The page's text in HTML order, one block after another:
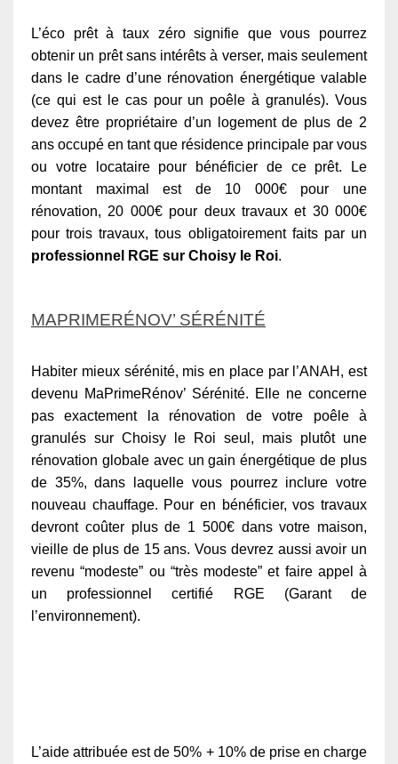
L’éco prêt à taux zéro signifie que vous pourrez
obtenir un prêt sans intérêts à verser, mais seulement
dans le cadre d’une rénovation énergétique valable
(ce qui est le cas pour un poêle à granulés). Vous
devez être propriétaire d’un logement de plus de 2
ans occupé en tant que résidence principale par vous
ou votre locataire pour bénéficier de ce prêt. Le
montant maximal est de 10 000€ pour une
rénovation, 20 000€ pour deux travaux et 30 000€
pour trois travaux, tous obligatoirement faits par un
professionnel RGE sur Choisy le Roi.
MAPRIMERÉNOV’ SÉRÉNITÉ
Habiter mieux sérénité, mis en place par l’ANAH, est
devenu MaPrimeRénov’ Sérénité. Elle ne concerne
pas exactement la rénovation de votre poêle à
granulés sur Choisy le Roi seul, mais plutôt une
rénovation globale avec un gain énergétique de plus
de 35%, dans laquelle vous pourrez inclure votre
nouveau chauffage. Pour en bénéficier, vos travaux
devront coûter plus de 1 500€ dans votre maison,
vieille de plus de 15 ans. Vous devrez aussi avoir un
revenu “modeste” ou “très modeste” et faire appel à
un professionnel certifié RGE (Garant de
l’environnement).
L’aide attribuée est de 50% + 10% de prise en charge